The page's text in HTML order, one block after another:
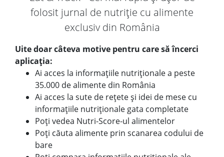
folosit jurnal de nutriție cu alimente
exclusiv din România
Uite doar câteva motive pentru care să încerci
aplicația:
Ai acces la informațiile nutriționale a peste
35.000 de alimente din România
Ai acces la sute de rețete și idei de mese cu
informațiile nutriționale gata completate
Poți vedea Nutri-Score-ul alimentelor
Poți căuta alimente prin scanarea codului de
bare